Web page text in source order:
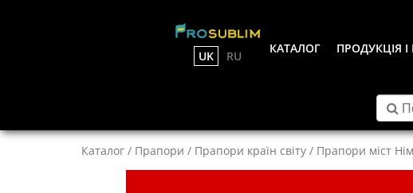
UK RU
КАТАЛОГ ПРОДУКЦІЯ
Каталог / Прапори / Прапори країн світу / Прапори міст